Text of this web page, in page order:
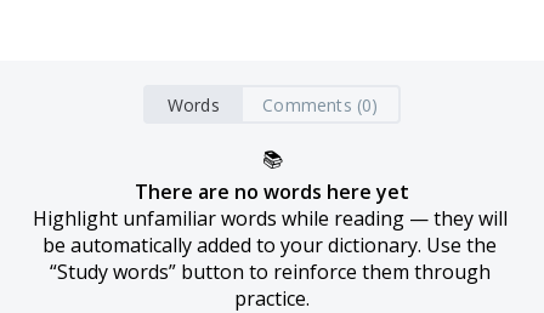
Words Comments (0)
📚
There are no words here yet
Highlight unfamiliar words while reading — they will
be automatically added to your dictionary. Use the
“Study words” button to reinforce them through
practice.